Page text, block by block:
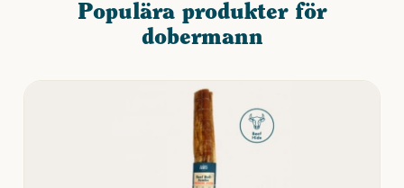
perfekt. En understimulerad Dobermann blir lätt rastlös och
hittar på egna aktiviteter.
Nej, rasen fäller måttligt. Pälsen är kort, slät och utan
underull, vilket gör den mycket lättskött. Regelbunden
borstning räcker för att hålla den fin och minska lösa hår.
Populära produkter för
dobermann